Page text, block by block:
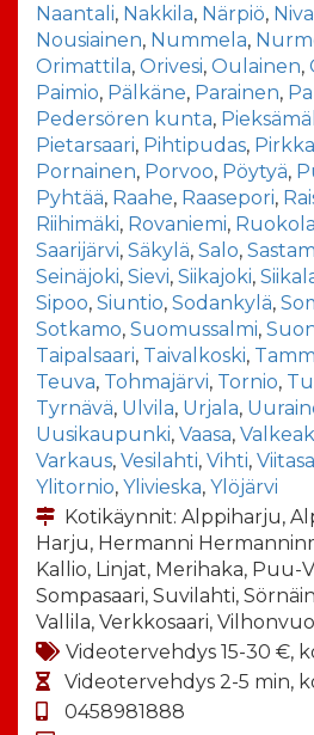
Naantali, Nakkila, Närpiö,
Nousiainen, Nummela,
Orimattila, Orivesi, Oulainen,
Paimio, Pälkäne, Parainen,
Pedersören kunta,
Pietarsaari, Pihtipudas,
Pornainen, Porvoo, Pöytyä,
Pyhtää, Raahe, Raasepori,
Riihimäki, Rovaniemi,
Saarijärvi, Säkylä, Salo,
Seinäjoki, Sievi, Siikajoki,
Sipoo, Siuntio, Sodankylä,
Sotkamo, Suomussalmi,
Taipalsaari, Taivalkoski,
Teuva, Tohmajärvi, Tornio,
Tyrnävä, Ulvila, Urjala,
Uusikaupunki, Vaasa,
Varkaus, Vesilahti, Vihti,
Ylitornio, Ylivieska, Ylöjärvi
Kotikäynnit: Alppiharju,
Harju, Hermanni
Kallio, Linjat, Merihaka, Puu-
Sompasaari, Suvilahti,
Vallila, Verkkosaari,
Videotervehdys 15-30 €,
Videotervehdys 2-5 min,
0458981888